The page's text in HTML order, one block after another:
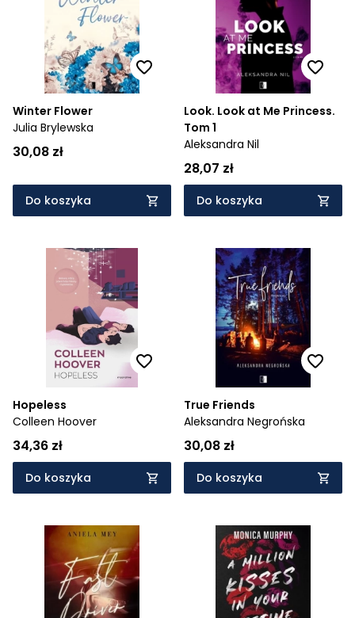
Winter Flower
Julia Brylewska
30,08 zł
Do koszyka
Look. Look at Me Princess.
Tom 1
Aleksandra Nil
28,07 zł
Do koszyka
Hopeless
Colleen Hoover
34,36 zł
Do koszyka
True Friends
Aleksandra Negrońska
30,08 zł
Do koszyka